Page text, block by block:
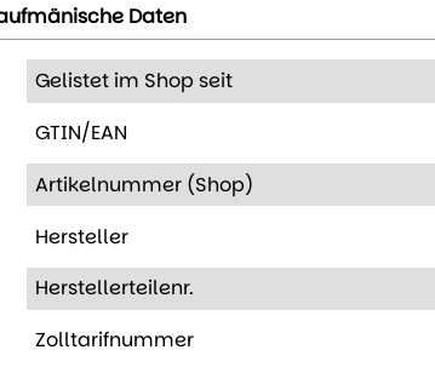
Daten
Gelistet im Shop seit
GTIN/EAN
Artikelnummer (Shop)
Hersteller
Herstellerteilenr.
Zolltarifnummer